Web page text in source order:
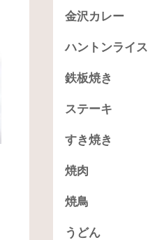
金沢カレー
ハントンライス
鉄板焼き
ステーキ
すき焼き
焼肉
焼鳥
うどん